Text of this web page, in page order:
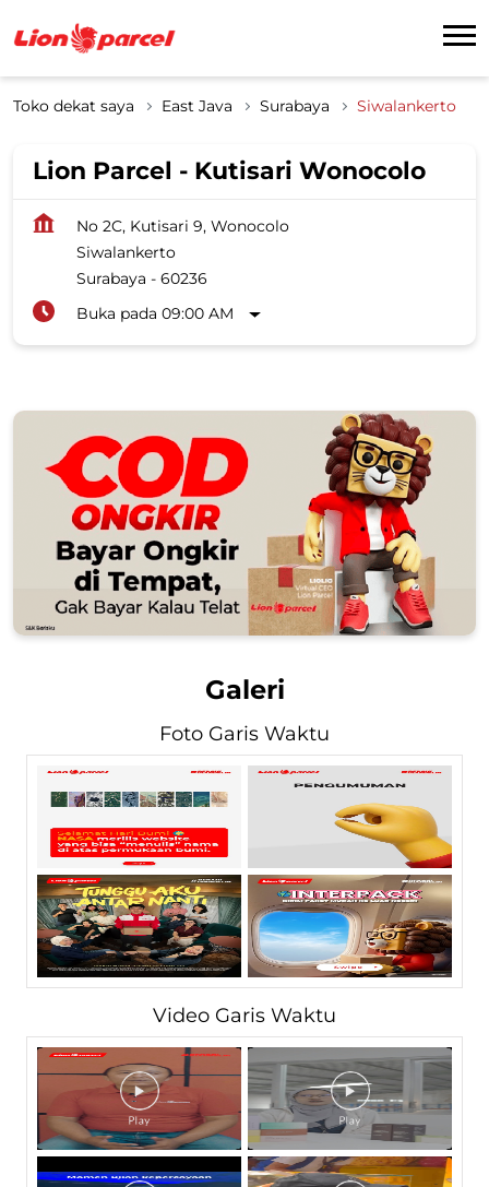
Toko dekat saya East Java Surabaya Siwalankerto
Lion Parcel - Kutisari Wonocolo
No 2C, Kutisari 9, Wonocolo
Siwalankerto
Surabaya - 60236
Buka pada 09:00 AM
Galeri
Foto Garis Waktu
Video Garis Waktu